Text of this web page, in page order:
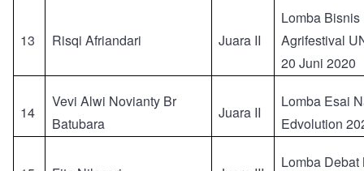
13 Risqi Afriandari Juara II
Lomba
Agrifestival
20 Juni 2020
14
Vevi Alwi Novianty Br
Batubara
Juara II
Lomba Esai
Edvolution
Lomba